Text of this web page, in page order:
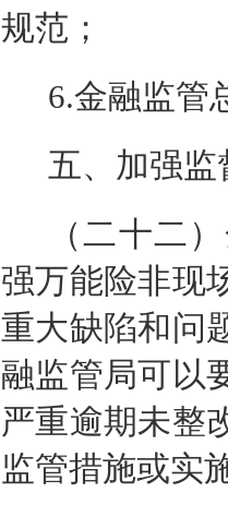
规范；
6.金融监管
五、加强监
（二十二
强万能险非现
重大缺陷和问
融监管局可以
严重逾期未整
监管措施或实